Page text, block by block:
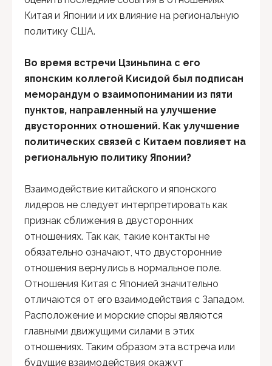
Китая и Японии и их влияние на региональную
политику США.
Во время встречи Цзиньпина с его
японским коллегой Кисидой был подписан
меморандум о взаимопонимании из пяти
пунктов, направленный на улучшение
двусторонних отношений. Как улучшение
политических связей с Китаем повлияет на
региональную политику Японии?
Взаимодействие китайского и японского
лидеров не следует интерпретировать как
признак сближения в двусторонних
отношениях. Так как, такие контакты не
обязательно означают, что двусторонние
отношения вернулись в нормальное поле.
Отношения Китая с Японией значительно
отличаются от его взаимодействия с Западом.
Расположение и морские споры являются
главными движущими силами в этих
отношениях. Таким образом эта встреча или
будущие взаимодействия окажут